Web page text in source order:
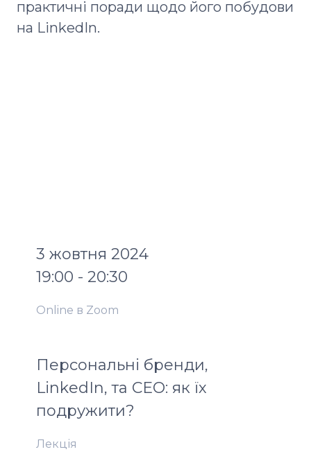
практичні поради щодо його побудови
на LinkedIn.
3 жовтня 2024
19:00 - 20:30
Online в Zoom
Персональні бренди,
LinkedIn, та СЕО: як їх
подружити?
Лекція